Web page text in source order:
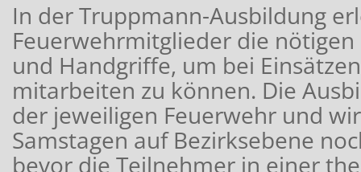
In der Truppmann-Ausbildung
Feuerwehrmitglieder die
und Handgriffe, um bei
mitarbeiten zu können. Die
der jeweiligen Feuerwehr und
Samstagen auf Bezirksebene
bevor die Teilnehmer in einer